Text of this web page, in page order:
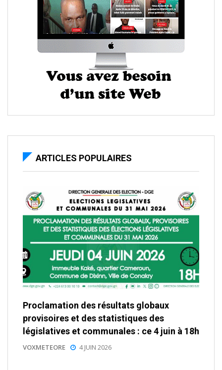
ARTICLES POPULAIRES
Proclamation des résultats globaux
provisoires et des statistiques des
législatives et communales : ce 4 juin à 18h
VOXMETEORE 4 JUIN 2026